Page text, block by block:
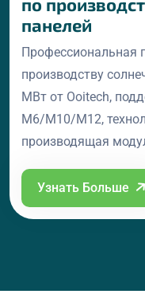
по
панелей
Профессиональная
производству
МВт от Ooitech,
M6/M10/M12,
производящая
Узнать Больше